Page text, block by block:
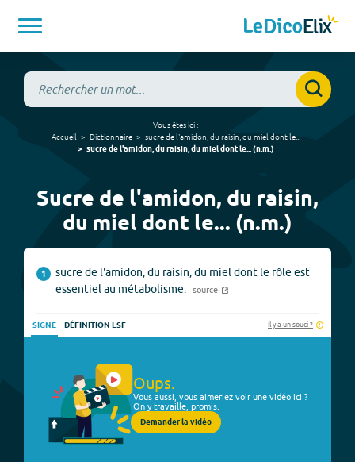
Vous êtes ici :
Accueil
Dictionnaire sucre de l'amidon, du raisin, du miel dont le...
sucre de l'amidon, du raisin, du miel dont le...(n.m.)
Sucre de l'amidon, du raisin,
du miel dont le... (n.m.)
1
sucre de l'amidon, du raisin, du miel dont le rôle est
essentiel au métabolisme.
source
SIGNE DÉFINITION LSF Il y a un souci ?
Oups.
Vous aussi, vous aimeriez voir une vidéo ici ?
On y travaille, promis.
Demander la vidéo